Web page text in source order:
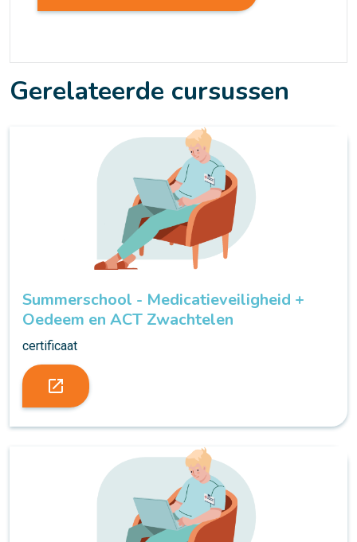
Gerelateerde cursussen
Summerschool - Medicatieveiligheid +
Oedeem en ACT Zwachtelen
certificaat
launch